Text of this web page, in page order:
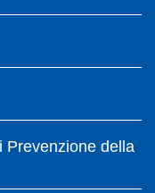
Prevenzione della